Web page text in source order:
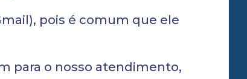
pois é comum que ele
para o nosso atendimento,